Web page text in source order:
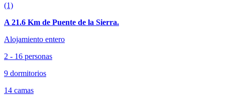
(1)
A 21.6 Km de Puente de la Sierra.
Alojamiento entero
2 - 16 personas
9 dormitorios
14 camas